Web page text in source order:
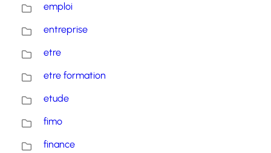
emploi
entreprise
etre
etre formation
etude
fimo
finance